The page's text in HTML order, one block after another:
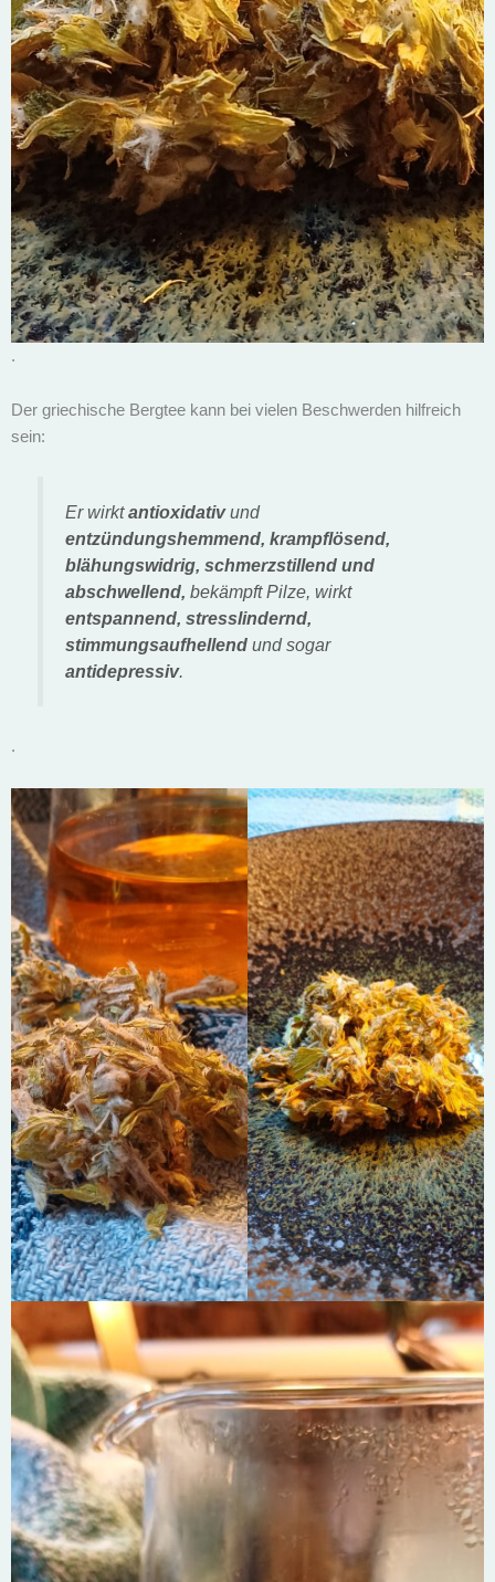
.
Der griechische Bergtee kann bei vielen Beschwerden hilfreich
sein:
Er wirktantioxidativund
entzündungshemmend, krampflösend,
blähungswidrig, schmerzstillend und
abschwellend, bekämpft Pilze, wirkt
entspannend, stresslindernd,
stimmungsaufhellend und sogar
antidepressiv.
.